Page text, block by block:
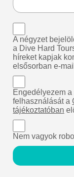
A négyzet
a Dive Hard
híreket kapjak
elsősorban e-
Engedélyezem
felhasználását a
tájékoztatóban
Nem vagyok